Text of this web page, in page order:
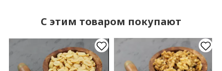
C этим товаром покупают